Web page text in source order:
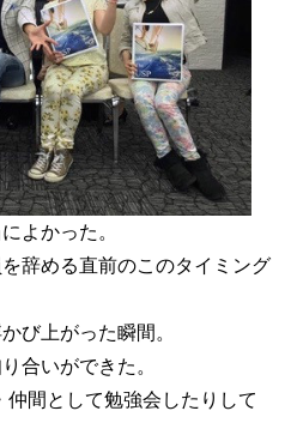
よかった。
める直前のこのタイミング
上がった瞬間。
いができた。
間として勉強会したりして